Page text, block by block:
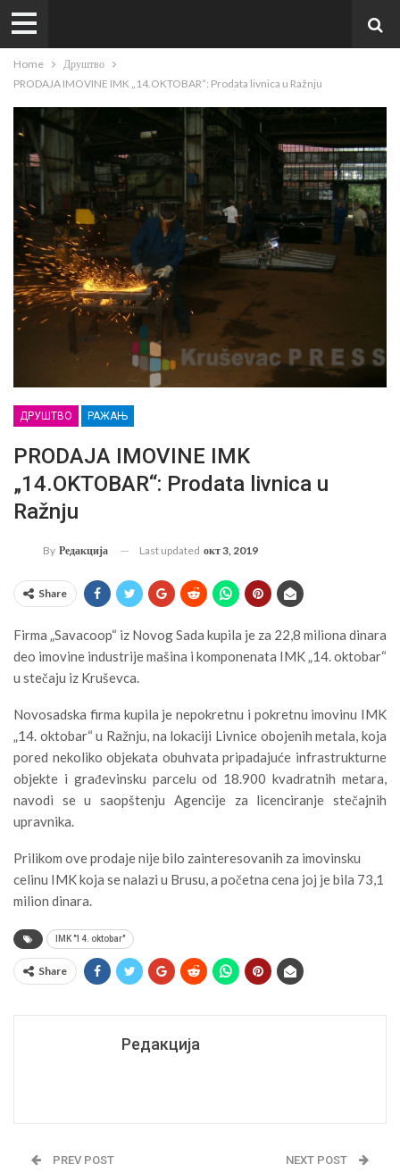
Home
Друштво
PRODAJA IMOVINE IMK „14.OKTOBAR“: Prodata livnica u Ražnju
ДРУШТВО РАЖАЊ
PRODAJA IMOVINE IMK
„14.OKTOBAR“: Prodata livnica u
Ražnju
By Редакција Last updated окт 3, 2019
Share
Firma „Savacoop“ iz Novog Sada kupila je za 22,8 miliona dinara
deo imovine industrije mašina i komponenata IMK „14. oktobar“
u stečaju iz Kruševca.
Novosadska firma kupila je nepokretnu i pokretnu imovinu IMK
„14. oktobar“ u Ražnju, na lokaciji Livnice obojenih metala, koja
pored nekoliko objekata obuhvata pripadajuće infrastrukturne
objekte i građevinsku parcelu od 18.900 kvadratnih metara,
navodi se u saopštenju Agencije za licenciranje stečajnih
upravnika.
Prilikom ove prodaje nije bilo zainteresovanih za imovinsku
celinu IMK koja se nalazi u Brusu, a početna cena joj je bila 73,1
milion dinara.
IMK "14. oktobar"
Share
Редакција
PREV POST NEXT POST